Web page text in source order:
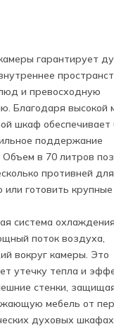
гарантирует
и превосходную
Благодаря высокой
шкаф
поддержание
в 70 литров
противней
или готовить
система
поток воздуха,
вокруг камеры. Это
утечку тепла и
стенки,
мебель от
духовых